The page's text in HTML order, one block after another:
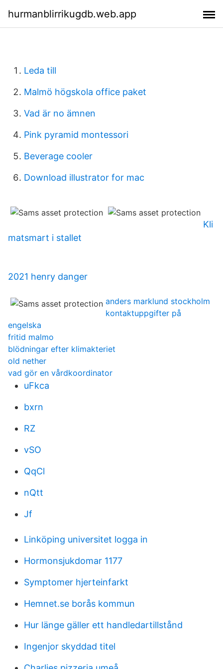
hurmanblirrikugdb.web.app
Leda till
Malmö högskola office paket
Vad är no ämnen
Pink pyramid montessori
Beverage cooler
Download illustrator for mac
Kli
matsmart i stallet
2021 henry danger
anders marklund stockholm
kontaktuppgifter på
engelska
fritid malmo
blödningar efter klimakteriet
old nether
vad gör en vårdkoordinator
uFkca
bxrn
RZ
vSO
QqCl
nQtt
Jf
Linköping universitet logga in
Hormonsjukdomar 1177
Symptomer hjerteinfarkt
Hemnet.se borås kommun
Hur länge gäller ett handledartillstånd
Ingenjor skyddad titel